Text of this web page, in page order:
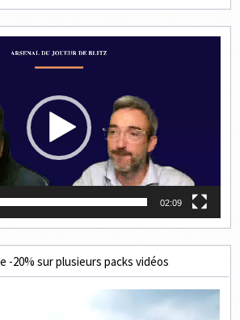
02:09
-20% sur plusieurs packs vidéos